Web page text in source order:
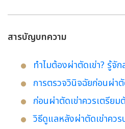
สารบัญบทความ
ทำไมต้องผ่าตัดเข่า? รู้จั
การตรวจวินิจฉัยก่อนผ่าตั
ก่อนผ่าตัดเข่าควรเตรียม
วิธีดูแลหลังผ่าตัดเข่าควร